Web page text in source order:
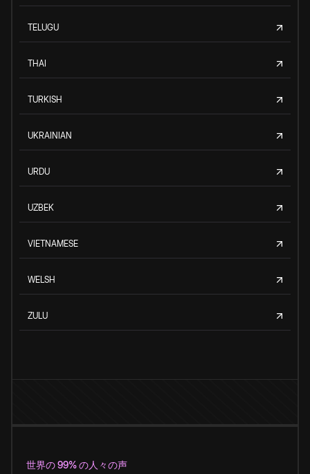
TELUGU
THAI
TURKISH
UKRAINIAN
URDU
UZBEK
VIETNAMESE
WELSH
ZULU
世界の 99% の人々の声